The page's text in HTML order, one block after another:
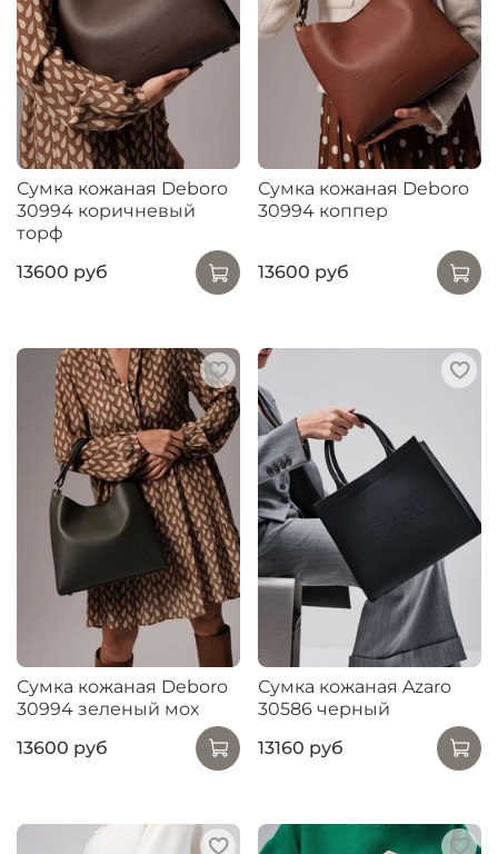
Сумка кожаная Deboro
30994 коричневый
торф
13600 руб
Сумка кожаная Deboro
30994 коппер
13600 руб
Сумка кожаная Deboro
30994 зеленый мох
13600 руб
Сумка кожаная Azaro
30586 черный
13160 руб